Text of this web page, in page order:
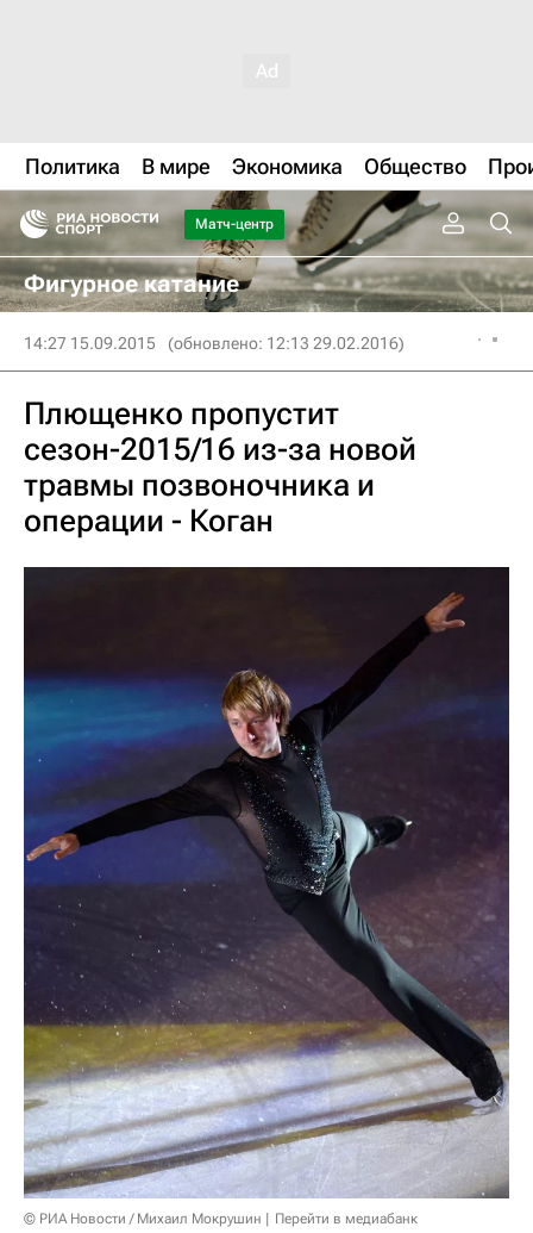
Политика В мире Экономика Общество
Матч-центр
Фигурное катание
14:27 15.09.2015 (обновлено: 12:13 29.02.2016)
Плющенко пропустит
сезон-2015/16 из-за новой
травмы позвоночника и
операции - Коган
© РИА Новости / Михаил Мокрушин Перейти в медиабанк